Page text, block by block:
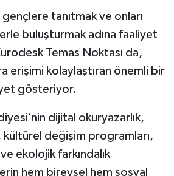
gençlere tanıtmak ve onları
buluşturmak adına faaliyet
Temas Noktası da,
erişimi kolaylaştıran önemli bir
gösteriyor.
dijital okuryazarlık,
değişim programları,
ekolojik farkındalık
hem bireysel hem sosyal